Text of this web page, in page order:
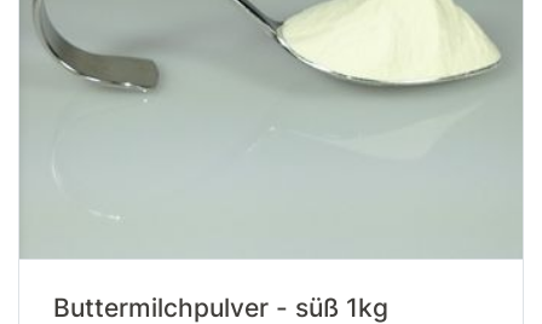
Buttermilchpulver - süß 1kg